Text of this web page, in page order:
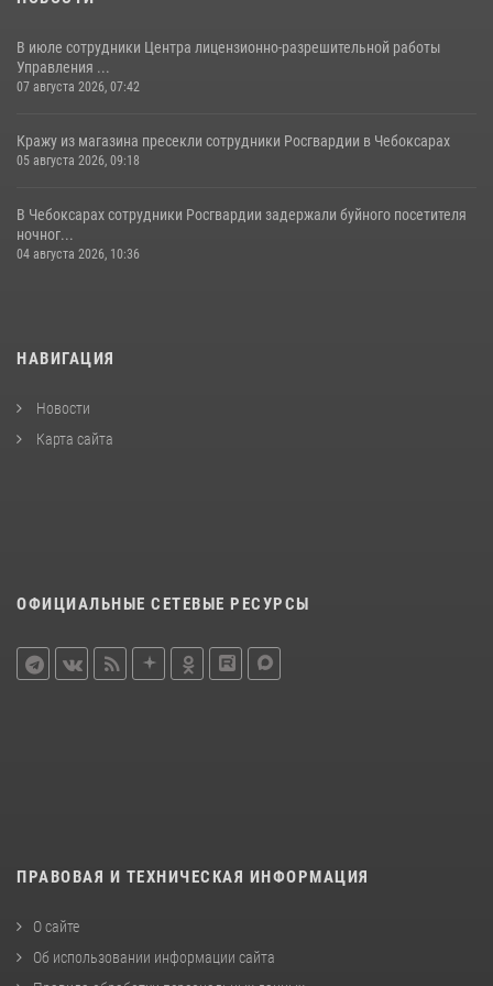
В июле сотрудники Центра лицензионно-разрешительной работы
Управления ...
07 августа 2026, 07:42
Кражу из магазина пресекли сотрудники Росгвардии в Чебоксарах
05 августа 2026, 09:18
В Чебоксарах сотрудники Росгвардии задержали буйного посетителя
ночног...
04 августа 2026, 10:36
НАВИГАЦИЯ
Новости
Карта сайта
ОФИЦИАЛЬНЫЕ СЕТЕВЫЕ РЕСУРСЫ
ПРАВОВАЯ И ТЕХНИЧЕСКАЯ ИНФОРМАЦИЯ
О сайте
Об использовании информации сайта